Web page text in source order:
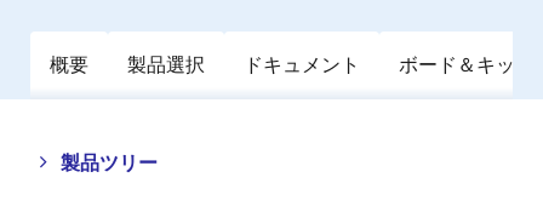
概要 製品選択 ドキュメント ボード＆キット
製品ツリー
Close
Open